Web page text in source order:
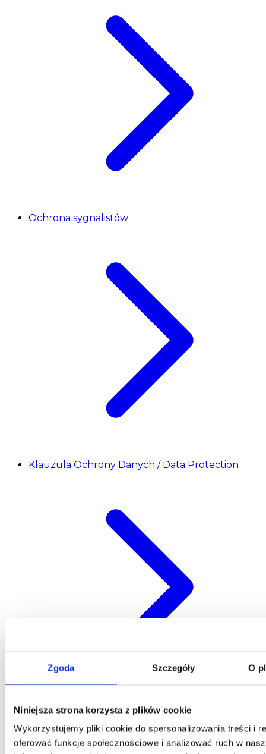
Zgoda Szczegóły O
Niniejsza strona korzysta z plików cookie
Wykorzystujemy pliki cookie do spersonalizowania treści i
oferować funkcje społecznościowe i analizować ruch w
Ochrona sygnalistów
Klauzula Ochrony Danych / Data Protection
Kontakt
Centrala